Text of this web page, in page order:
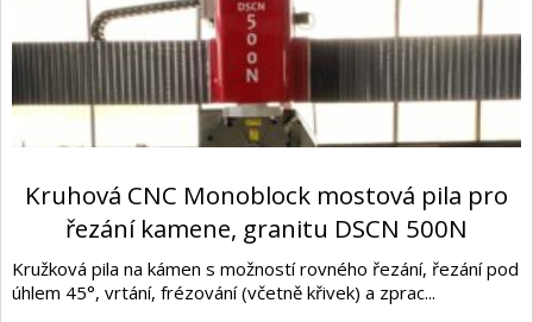
Kruhová CNC Monoblock mostová pila pro
řezání kamene, granitu DSCN 500N
Kružková pila na kámen s možností rovného řezání, řezání pod
úhlem 45°, vrtání, frézování (včetně křivek) a zprac...